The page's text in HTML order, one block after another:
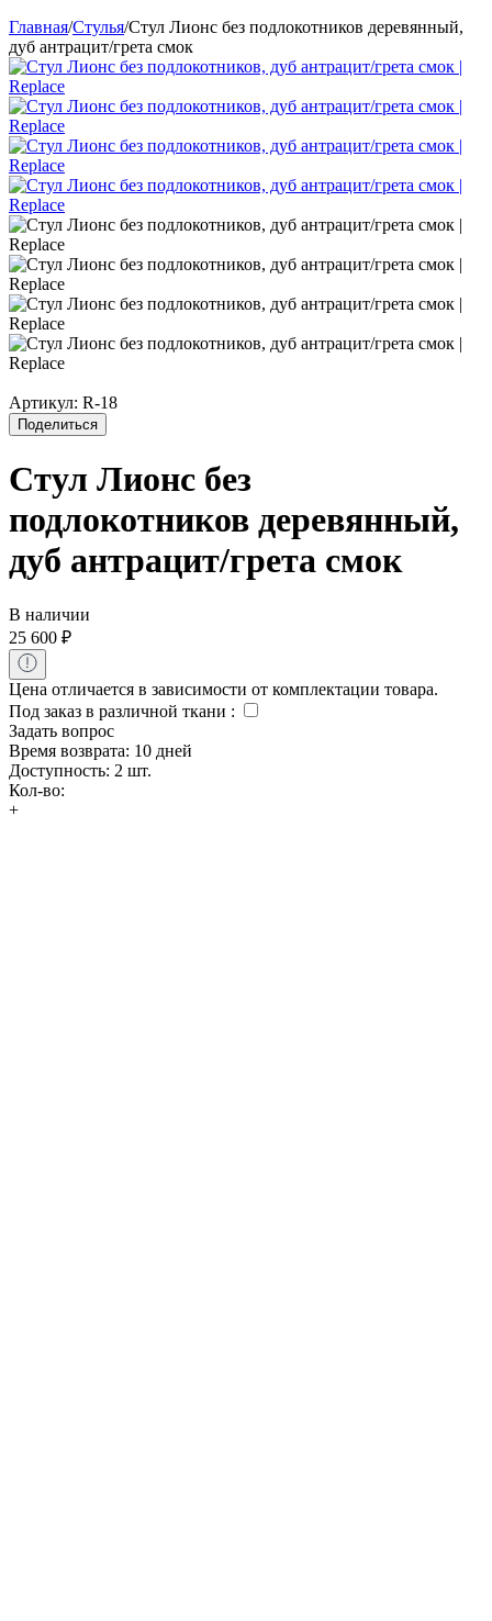
Главная/Стулья/Стул Лионс без подлокотников деревянный,
дуб антрацит/грета смок
Артикул: R-18
Поделиться
Стул Лионс без
подлокотников деревянный,
дуб антрацит/грета смок
В наличии
25 600 ₽
Цена отличается в зависимости от комплектации товара.
Под заказ в различной ткани :
Задать вопрос
Время возврата: 10 дней
Доступность: 2 шт.
Кол-во:
+